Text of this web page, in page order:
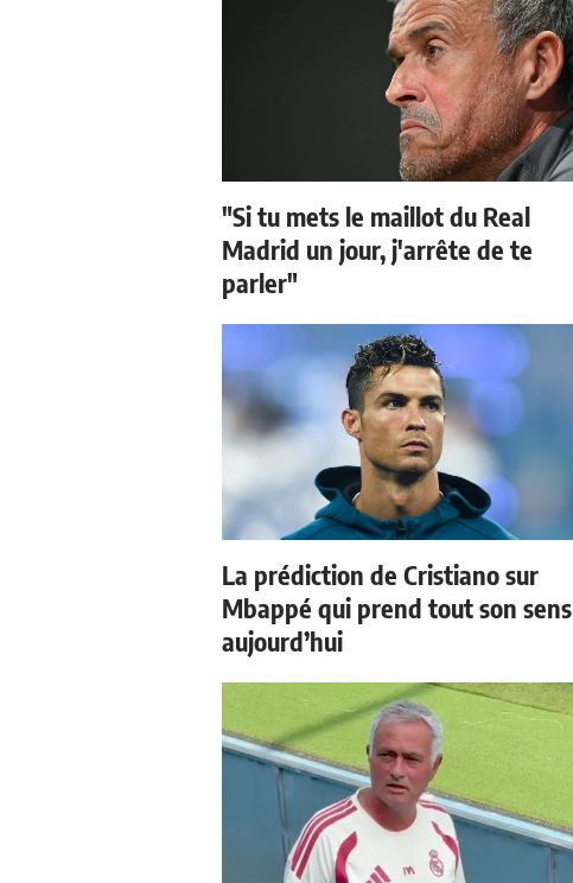
"Si tu mets le maillot du Real
Madrid un jour, j'arrête de te
parler"
La prédiction de Cristiano sur
Mbappé qui prend tout son sens
aujourd’hui